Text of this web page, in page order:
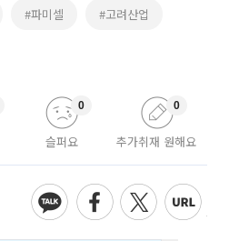
#파미셀 #고려산업
슬퍼요
0
추가취재 원해요
0